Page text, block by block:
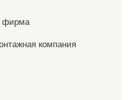
фирма
компания